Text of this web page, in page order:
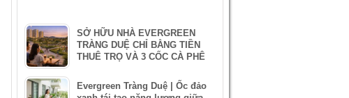
SỞ HỮU NHÀ EVERGREEN
TRÀNG DUỆ CHỈ BẰNG TIỀN
THUÊ TRỌ VÀ 3 CỐC CÀ PHÊ
Evergreen Tràng Duệ | Ốc đảo